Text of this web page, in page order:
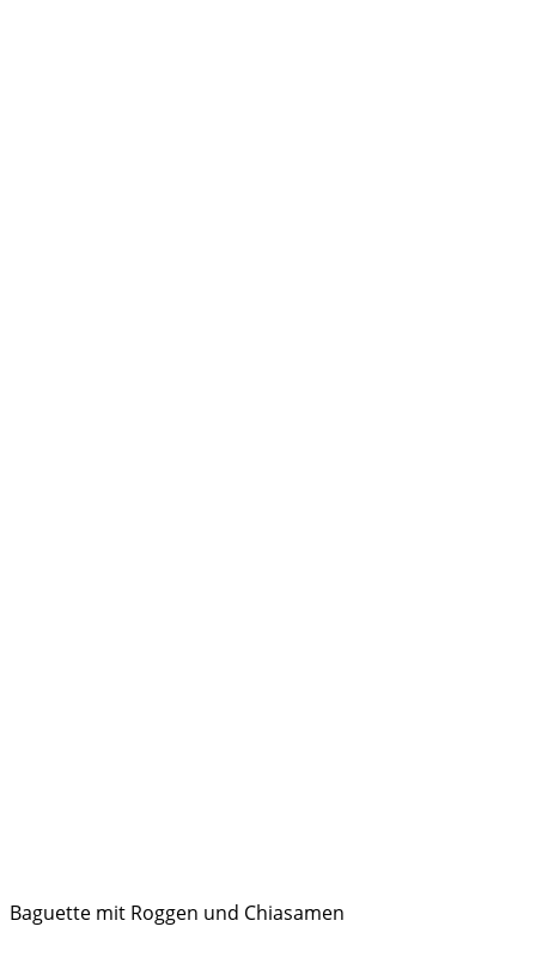
Baguette mit Roggen und Chiasamen